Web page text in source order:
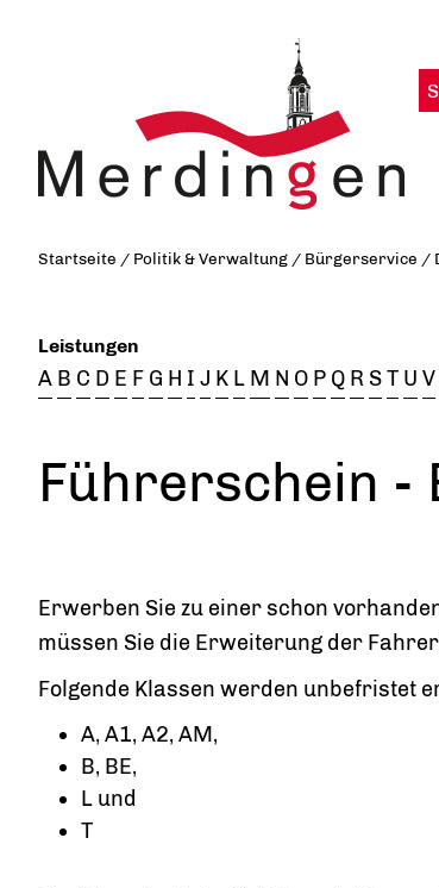
Startseite / Politik & Verwaltung / Bürgerservice /
Leistungen
A B C D E F G H I J K L M N O P Q R ST U V
Führerschein -
Erwerben Sie zu einer schon
müssen Sie die Erweiterung der
Folgende Klassen werden unbefristet
A, A1, A2, AM,
B, BE,
L und
T